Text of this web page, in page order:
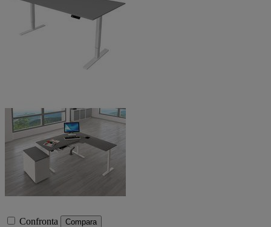
Confronta Compara